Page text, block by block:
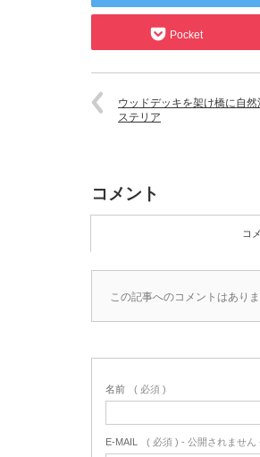
Pocket
ウッドデッキを架け橋に自
ステリア
コメント
コ
この記事へのコメントはありま
名前 ( 必須 )
E-MAIL ( 必須 ) - 公開されません